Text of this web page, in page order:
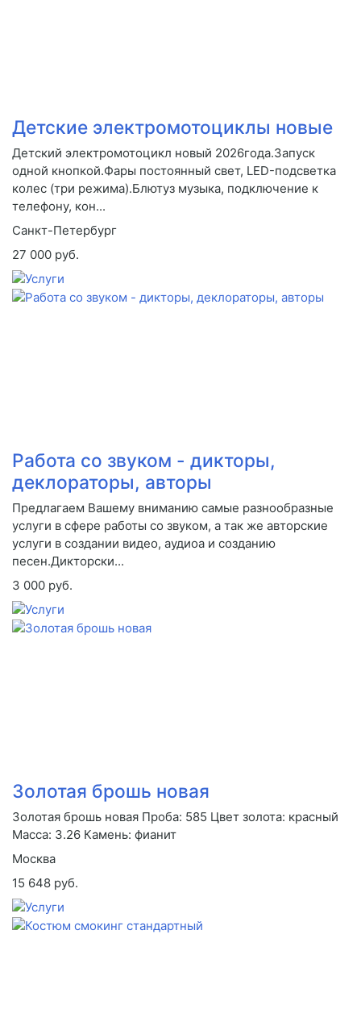
Детские электромотоциклы новые
Детский электромотоцикл новый 2026года.Запуск
одной кнопкой.Фары постоянный свет, LED-подсветка
колес (три режима).Блютуз музыка, подключение к
телефону, кон...
Санкт-Петербург
27 000 руб.
Работа со звуком - дикторы,
деклораторы, авторы
Предлагаем Вашему вниманию самые разнообразные
услуги в сфере работы со звуком, а так же авторские
услуги в создании видео, аудиоа и созданию
песен.Дикторски...
3 000 руб.
Золотая брошь новая
Золотая брошь новая Проба: 585 Цвет золота: красный
Масса: 3.26 Камень: фианит
Москва
15 648 руб.